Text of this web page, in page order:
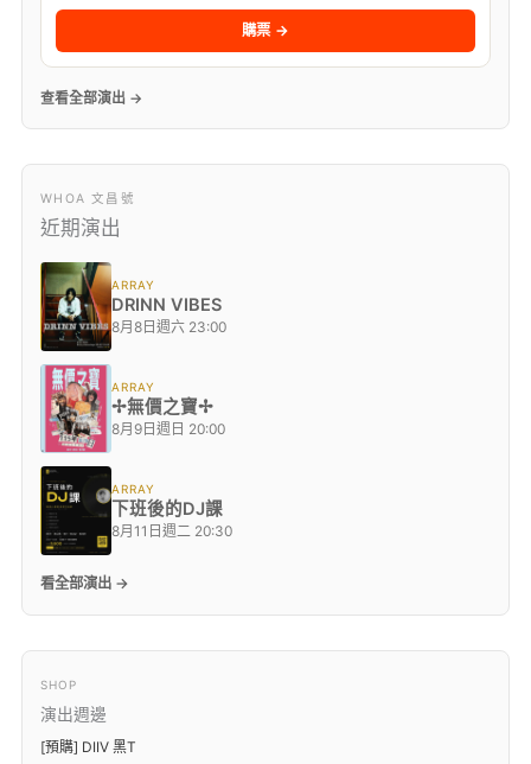
購票 →
查看全部演出 →
WHOA 文昌號
近期演出
ARRAY
DRINN VIBES
8月8日週六 23:00
ARRAY
✢無價之寶✢
8月9日週日 20:00
ARRAY
下班後的DJ課
8月11日週二 20:30
看全部演出 →
SHOP
演出週邊
[預購] DIIV 黑T